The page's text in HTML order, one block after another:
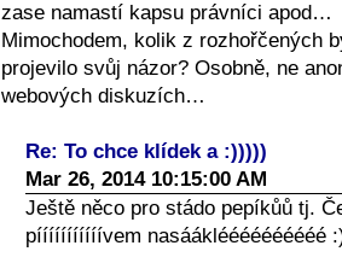
zase namastí kapsu právníci apod…
Mimochodem, kolik z rozhořčených
projevilo svůj názor? Osobně, ne
webových diskuzích…
Re: To chce klídek a :)))))
Mar 26, 2014 10:15:00 AM
Ještě něco pro stádo pepíkůů tj.
pííííííííííívem nasáákléééééééééé